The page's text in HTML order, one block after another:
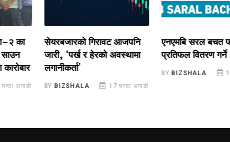
सेयरबजारको गिरावट आजपनि
जारी, ‘पर्ख र हेरको अवस्थामा
लगानीकर्ता’
BY BIZSHALA 17 घण्टा अगाडी
एनएमबि सरल बचत
प्रतिफल वितरण गर्ने
BIZSHALA 18